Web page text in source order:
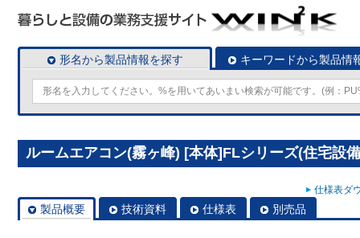
形名から製品情報を探す キーワードから製品情
ルームエアコン(霧ヶ峰) [本体]FLシリーズ(住宅設
仕様表ダ
製品概要 技術資料 仕様表 別売品